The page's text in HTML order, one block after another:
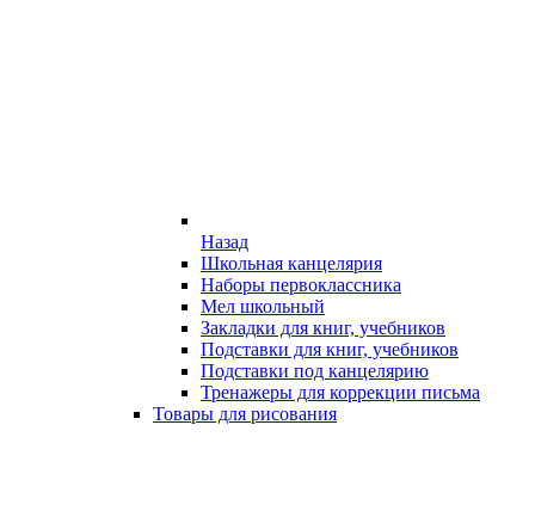
Назад
Школьная канцелярия
Наборы первоклассника
Мел школьный
Закладки для книг, учебников
Подставки для книг, учебников
Подставки под канцелярию
Тренажеры для коррекции письма
Товары для рисования